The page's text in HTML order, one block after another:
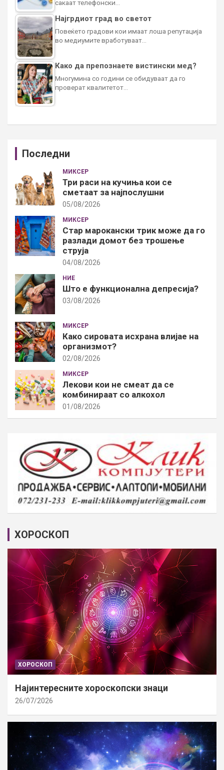
сакаат телефонски…
Најгрдиот град во светот
Повеќето градови кои имаат лоша репутација
во медиумите вработуваат…
Како да препознаете вистински мед?
Многумина со години се обидуваат да го
проверат квалитетот…
Последни
МИКСЕР
Три раси на кучиња кои се
сметаат за најпослушни
05/08/2026
МИКСЕР
Стар марокански трик може да го
разлади домот без трошење
струја
04/08/2026
НИЕ
Што е функционална депресија?
03/08/2026
МИКСЕР
Како сировата исхрана влијае на
организмот?
02/08/2026
МИКСЕР
Лекови кои не смеат да се
комбинираат со алкохол
01/08/2026
ХОРОСКОП
ХОРОСКОП
Најинтересните хороскопски знаци
26/07/2026